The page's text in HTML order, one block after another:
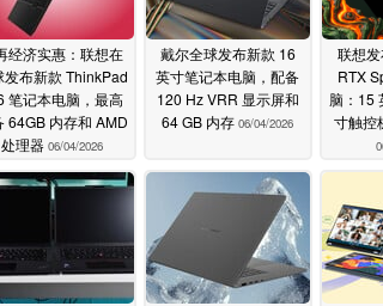
经济实惠：联想在
发布新款 ThinkPad
笔记本电脑，最高
64GB 内存和 AMD
处理器 06/04/2026
戴尔全球发布新款 16
英寸笔记本电脑，配备
120 Hz VRR 显示屏和
64 GB 内存 06/04/2026
联想
RTX
脑：15
寸触控